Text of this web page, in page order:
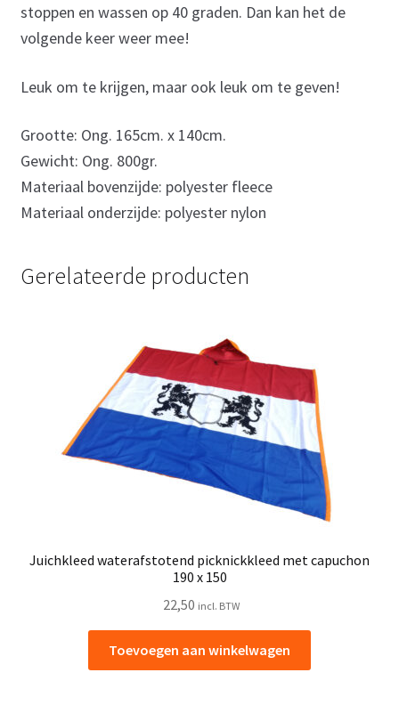
stoppen en wassen op 40 graden. Dan kan het de
volgende keer weer mee!
Leuk om te krijgen, maar ook leuk om te geven!
Grootte: Ong. 165cm. x 140cm.
Gewicht: Ong. 800gr.
Materiaal bovenzijde: polyester fleece
Materiaal onderzijde: polyester nylon
Gerelateerde producten
Juichkleed waterafstotend picknickkleed met capuchon
190 x 150
22,50 incl. BTW
Toevoegen aan winkelwagen